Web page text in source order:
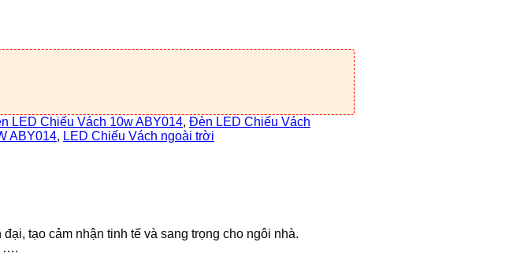
LED Chiếu Vách 10w ABY014, Đèn LED Chiếu Vách
ABY014, LED Chiếu Vách ngoài trời
tạo cảm nhận tinh tế và sang trọng cho ngôi nhà.
….